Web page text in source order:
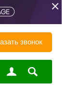
звонок